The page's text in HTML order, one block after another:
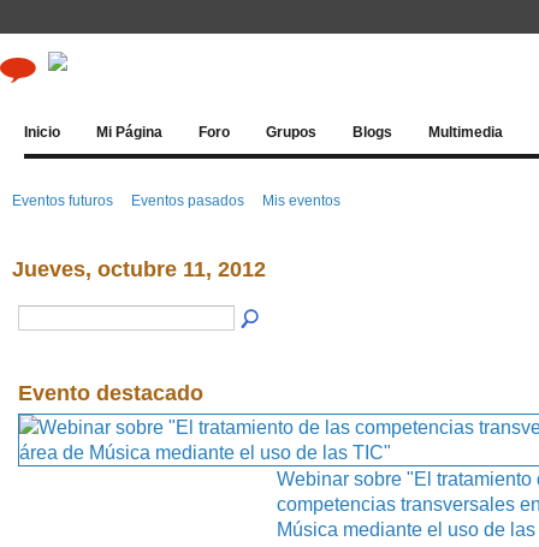
Inicio Mi Página Foro Grupos Blogs Multimedia
Eventos futuros Eventos pasados Mis eventos
Jueves, octubre 11, 2012
Evento destacado
Webinar sobre "El tratamiento
competencias transversales
Música mediante el uso de